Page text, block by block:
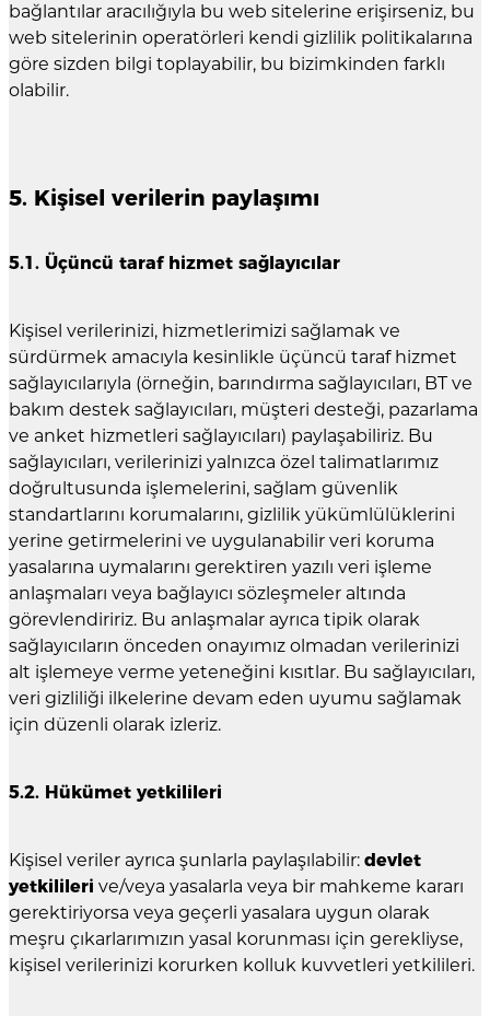
bağlantılar aracılığıyla bu web sitelerine erişirseniz, bu
web sitelerinin operatörleri kendi gizlilik politikalarına
göre sizden bilgi toplayabilir, bu bizimkinden farklı
olabilir.
5. Kişisel verilerin paylaşımı
5.1. Üçüncü taraf hizmet sağlayıcılar
Kişisel verilerinizi, hizmetlerimizi sağlamak ve
sürdürmek amacıyla kesinlikle üçüncü taraf hizmet
sağlayıcılarıyla (örneğin, barındırma sağlayıcıları, BT ve
bakım destek sağlayıcıları, müşteri desteği, pazarlama
ve anket hizmetleri sağlayıcıları) paylaşabiliriz. Bu
sağlayıcıları, verilerinizi yalnızca özel talimatlarımız
doğrultusunda işlemelerini, sağlam güvenlik
standartlarını korumalarını, gizlilik yükümlülüklerini
yerine getirmelerini ve uygulanabilir veri koruma
yasalarına uymalarını gerektiren yazılı veri işleme
anlaşmaları veya bağlayıcı sözleşmeler altında
görevlendiririz. Bu anlaşmalar ayrıca tipik olarak
sağlayıcıların önceden onayımız olmadan verilerinizi
alt işlemeye verme yeteneğini kısıtlar. Bu sağlayıcıları,
veri gizliliği ilkelerine devam eden uyumu sağlamak
için düzenli olarak izleriz.
5.2. Hükümet yetkilileri
Kişisel veriler ayrıca şunlarla paylaşılabilir: devlet
yetkilileri ve/veya yasalarla veya bir mahkeme kararı
gerektiriyorsa veya geçerli yasalara uygun olarak
meşru çıkarlarımızın yasal korunması için gerekliyse,
kişisel verilerinizi korurken kolluk kuvvetleri yetkilileri.